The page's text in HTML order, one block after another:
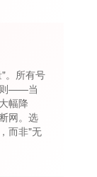
。所有号
则——当
幅降
网。选
而非"无